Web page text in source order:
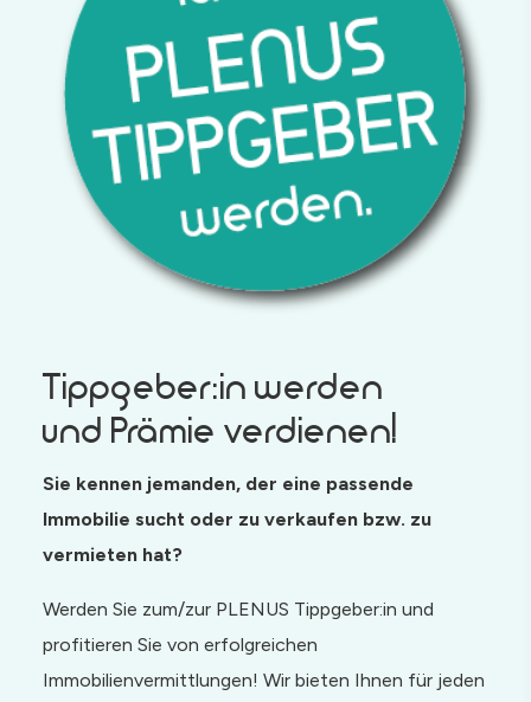
Tippgeber:in werden
und Prämie verdienen!
Sie kennen jemanden, der eine passende
Immobilie sucht oder zu verkaufen bzw. zu
vermieten hat?
Werden Sie zum/zur PLENUS Tippgeber:in und
profitieren Sie von erfolgreichen
Immobilienvermittlungen! Wir bieten Ihnen für jeden